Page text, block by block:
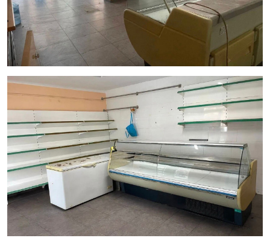
Garantía adicional mínima de 2 meses
Una oportunidad para emprender
Un local versátil, bien ubicado y con licencia de actividad,
ideal para emprendedores que buscan establecerse en
Barcelona con una inversión inicial contenida y un espacio
preparado para comenzar a trabajar.
Para más información o concertar una visita, contacte con
Inmo Olaya
, especialistas en alquiler y comercialización de
locales comerciales en Barcelona.